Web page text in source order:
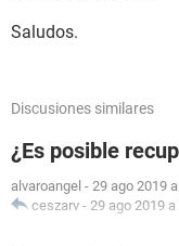
Saludos.
Discusiones similares
¿Es posible
alvaroangel - 29 ago 2019
ceszarv - 29 ago 2019